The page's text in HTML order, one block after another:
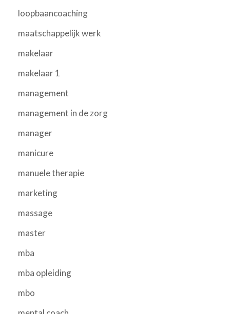
loopbaancoaching
maatschappelijk werk
makelaar
makelaar 1
management
management in de zorg
manager
manicure
manuele therapie
marketing
massage
master
mba
mba opleiding
mbo